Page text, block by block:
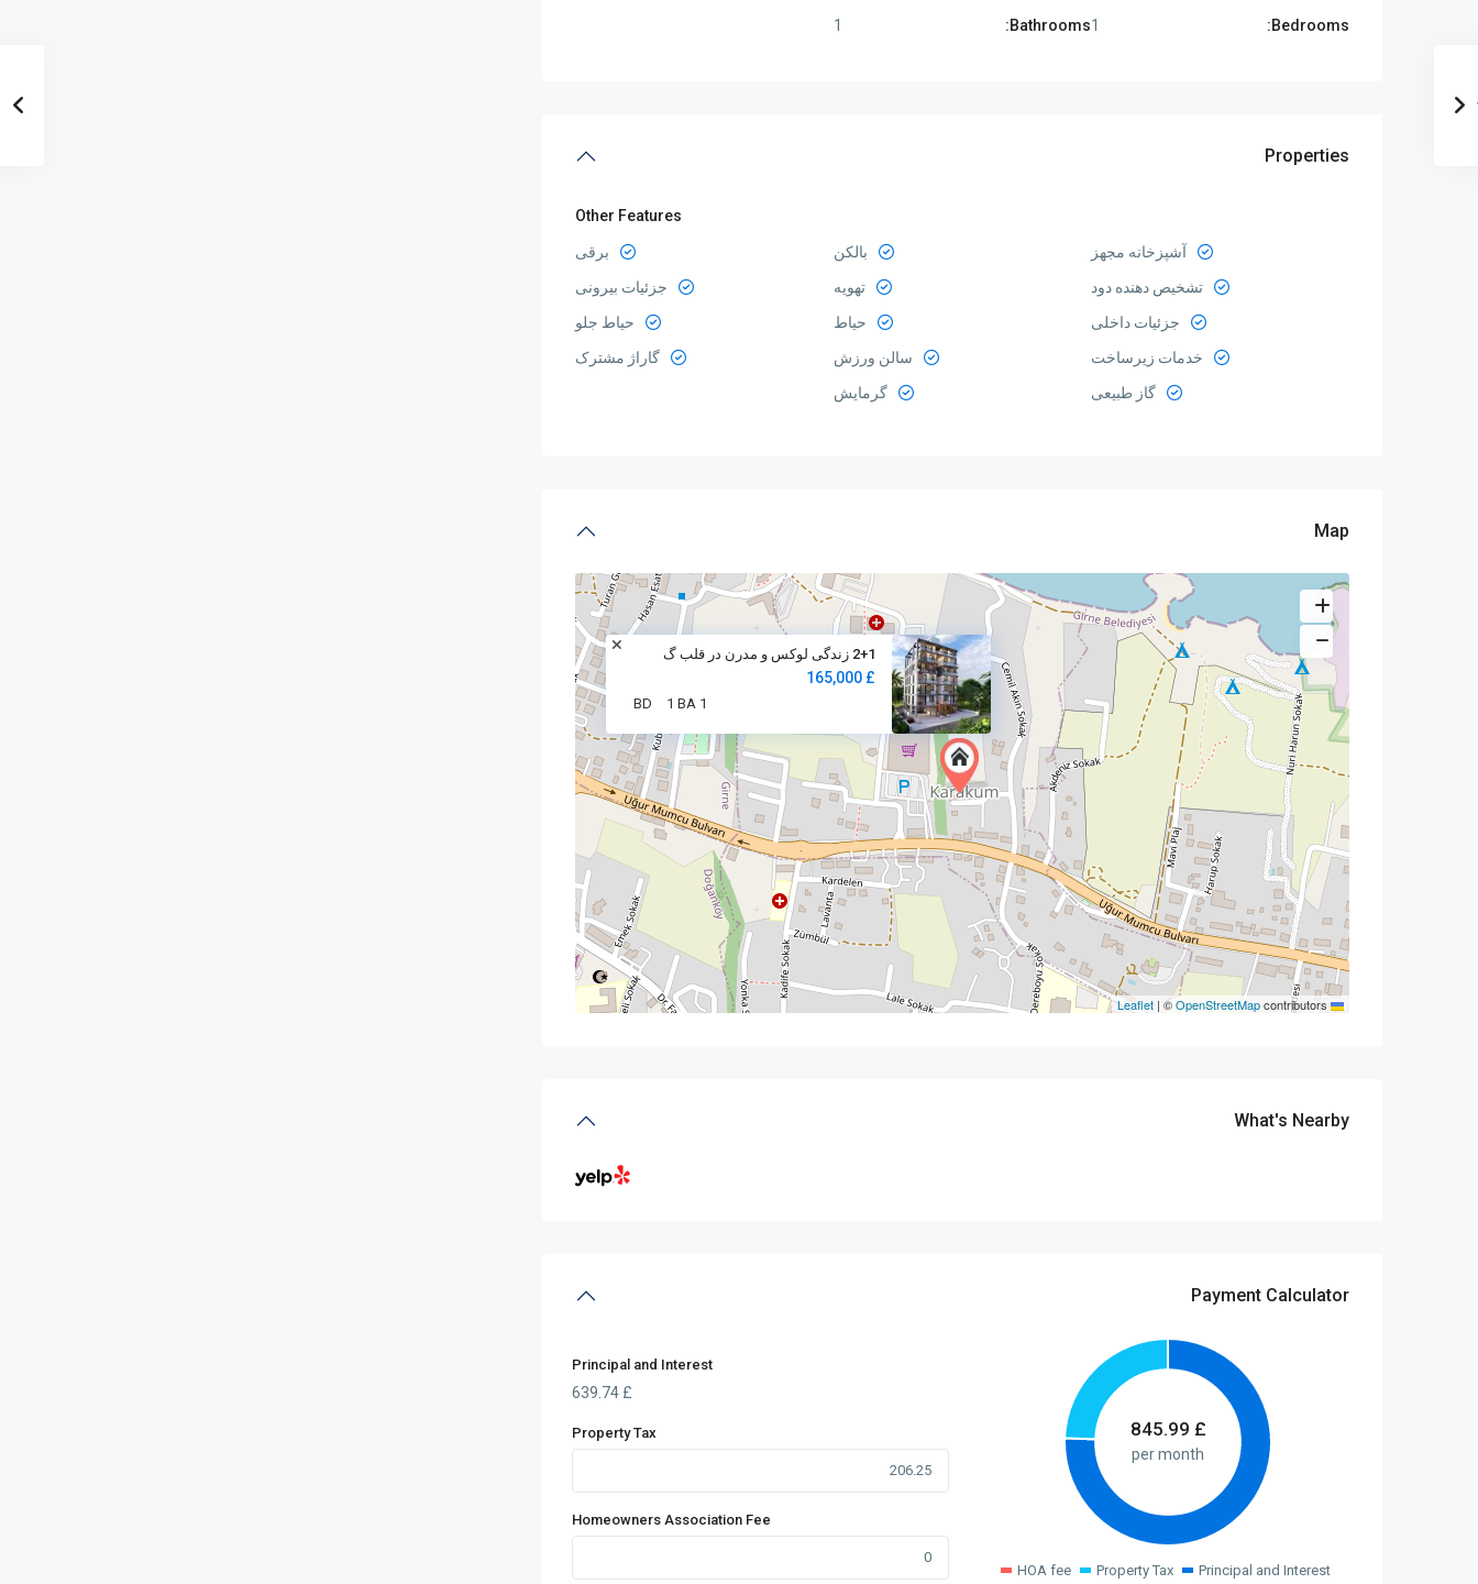
Bedrooms:
1
Bathrooms:
1
Properties
Other Features
آشپزخانه مجهز بالکن
برقی
تشخیص دهنده دود
تهویه
جزئیات بیرونی
جزئیات داخلی
حیاط
حیاط جلو
خدمات زیرساخت
سالن ورزش
گاراژ مشترک
گاز طبیعی
گرمایش
Map
2+1 زندگی لوکس و مدرن در قلب گ
£ 165,000
1 BD
1 BA
| ©OpenStreetMapcontributors
What's Nearby
Payment Calculator
£
845.99
per month
Principal and Interest
Property Tax
HOA fee
Principal and Interest
£
639.74
Property Tax
Homeowners Association Fee